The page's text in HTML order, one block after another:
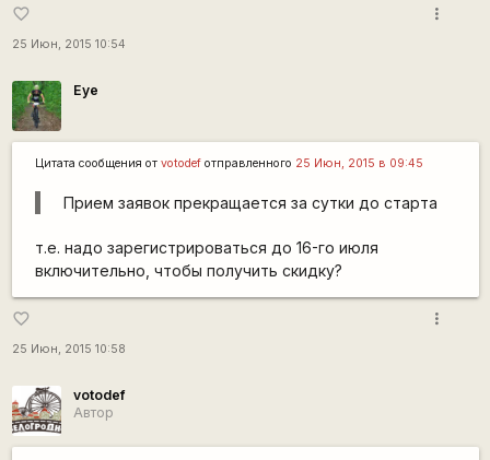
favorite_border
25 Июн, 2015 10:54
more_vert
Eye
Цитата сообщения от votodefотправленного 25 Июн, 2015 в 09:45
Прием заявок прекращается за сутки до старта
т.е. надо зарегистрироваться до 16-го июля
включительно, чтобы получить скидку?
favorite_border
25 Июн, 2015 10:58
more_vert
votodef
Автор